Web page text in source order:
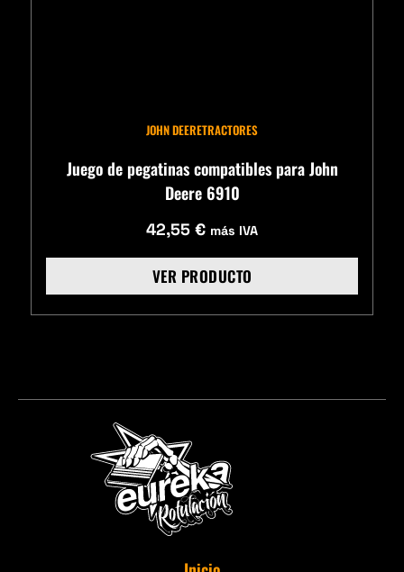
JOHN DEERETRACTORES
Juego de pegatinas compatibles para John
Deere 6910
42,55 € más IVA
VER PRODUCTO